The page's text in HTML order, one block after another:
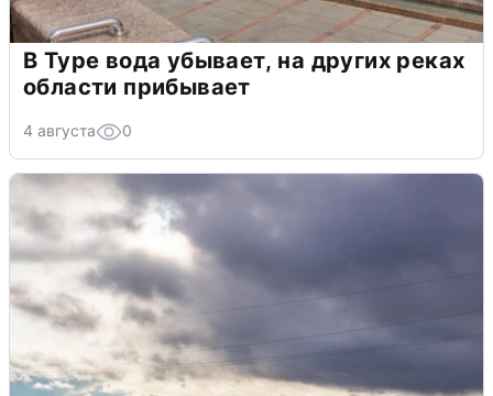
В Туре вода убывает, на других реках
области прибывает
4 августа 0